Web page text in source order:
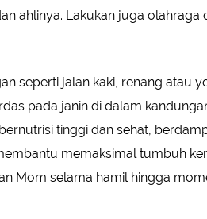
ahlinya. Lakukan juga olahraga
seperti jalan kaki, renang atau
pada janin di dalam
tinggi dan sehat,
memaksimal tumbuh
Mom selama hamil hingga